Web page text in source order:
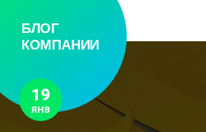
БЛОГ
КОМПАНИИ
19
ЯНВ